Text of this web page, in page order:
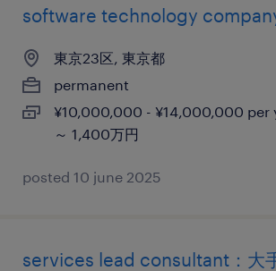
software technology
東京23区, 東京都
permanent
¥10,000,000 - ¥14,000,000 per
～ 1,400万円
posted 10 june 2025
services lead consultant：大